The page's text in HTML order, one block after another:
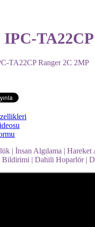
TA22CP Ranger 2C 2MP
| İnsan Algılama |
Bildirimi | Dahili Hoparlör |